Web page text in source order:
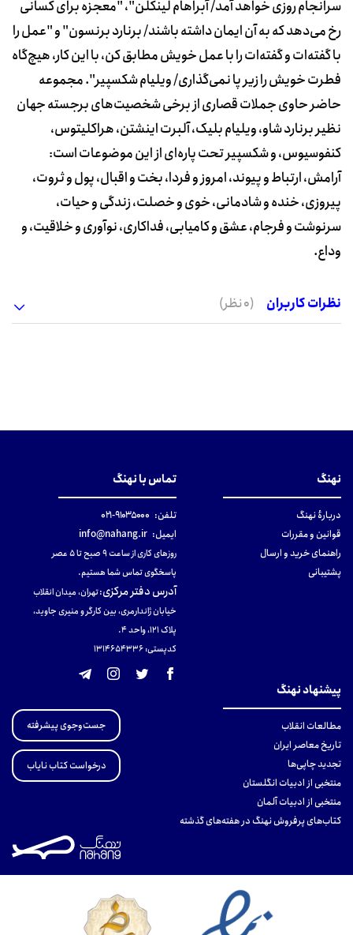
سرانجام روزی خواهد آمد/ آبراهام لینکلن"، "معجزه برای کسانی
رخ می‌دهد که به آن ایمان داشته باشند/ برنارد برنسون" و "عمل را
با گفته‌ات و گفته‌ات را با عمل خویش مطابق کن، با این کار، هیچ‌گاه
فطرت خویش را زیر پا نمی‌گذاری/ ویلیام شکسپیر". مجموعه
حاضر حاوی جملات قصاری از برخی شخصیت‌های برجسته جهان
نظیر برنارد شاو، ویلیام بلیک، آلبرت اینشتن، هراکلیتوس،
کنفوسیوس، و شکسپیر تحت پاره‌ای از این موضوعات است:
آرامش، ارتباط و پیوند، امروز و فردا، بخت و اقبال، پول و ثروت،
پیروزی، خنده و شادمانی، خوی و خصلت، زندگی و حیات،
سرنوشت و فرجام، عشق و کامیابی، فداکاری، نوآوری و خلاقیت، و
وداع.
نظرات کاربران (0 نظر)
نهنگ
دربارهٔ نهنگ
قوانین و مقررات
راهنمای خرید و ارسال
پشتیبانی
تماس با نهنگ
تلفن: ۹۱۰۳۵۰۰۰-۰۲۱
ایمیل: info@nahang.ir
روزهای کاری از ساعت ۹ صبح تا ۵ عصر
پاسخگوی تماس شما هستیم.
آدرس دفتر مرکزی:تهران، میدان انقلاب
خیابان ژاندارمری، بین کارگر و منیری جاوید،
پلاک 121، واحد ۴.
کدپستی: 131465433۶
پیشنهاد نهنگ
مطالعات انقلاب
تاریخ معاصر ایران
تجدید چاپی‌ها
منتخبی از ادبیات انگلستان
منتخبی از ادبیات آلمان
کتاب‌های پرفروش نهنگ در هفته‌های گذشته
جست‌وجوی پیشرفته
درخواست کتاب نایاب